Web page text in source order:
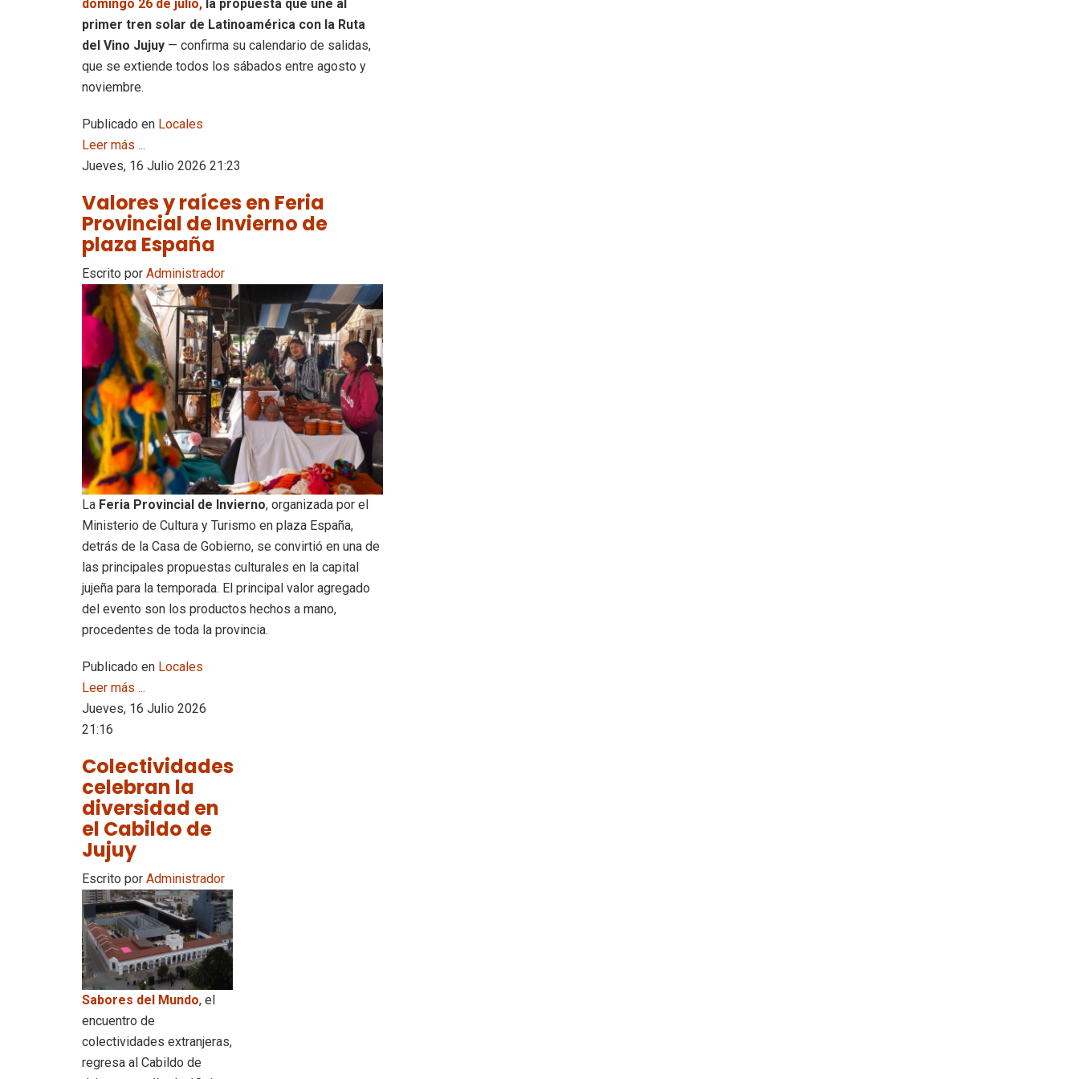
domingo 26 de julio, la propuesta que une al
primer tren solar de Latinoamérica con la Ruta
del Vino Jujuy — confirma su calendario de salidas,
que se extiende todos los sábados entre agosto y
noviembre.
Publicado en Locales
Leer más ...
Jueves, 16 Julio 2026 21:23
Valores y raíces en Feria
Provincial de Invierno de
plaza España
Escrito por Administrador
La Feria Provincial de Invierno, organizada por el
Ministerio de Cultura y Turismo en plaza España,
detrás de la Casa de Gobierno, se convirtió en una de
las principales propuestas culturales en la capital
jujeña para la temporada. El principal valor agregado
del evento son los productos hechos a mano,
procedentes de toda la provincia.
Publicado en Locales
Leer más ...
Jueves, 16 Julio 2026
21:16
Colectividades
celebran la
diversidad en
el Cabildo de
Jujuy
Escrito por Administrador
Sabores del Mundo, el
encuentro de
colectividades extranjeras,
regresa al Cabildo de